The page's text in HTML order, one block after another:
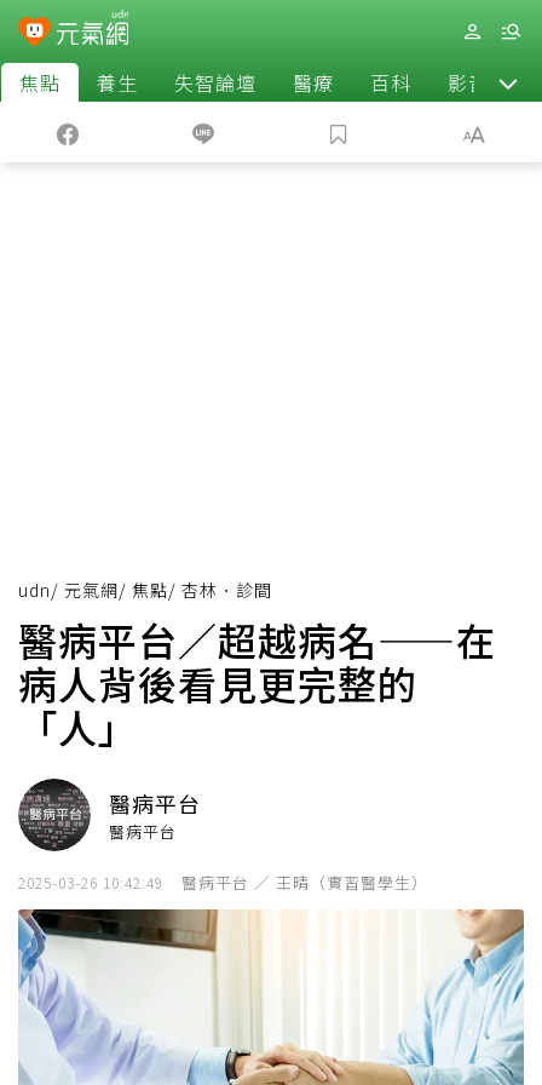
焦點 養生 失智論壇 醫療 百科 影音
udn/ 元氣網/ 焦點/ 杏林．診間
醫病平台／超越病名——在
病人背後看見更完整的
「人」
醫病平台
醫病平台
2025-03-26 10:42:49 醫病平台 ／ 王晴（實習醫學生）